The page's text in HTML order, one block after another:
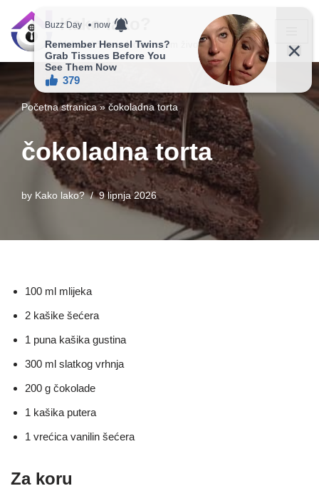
Skip
Kako lako?
Vaš vodič ka jednostavnijem životu!
Početna stranica»čokoladna torta
čokoladna torta
by Kako lako? 9 lipnja 2026
100 ml mlijeka
2 kašike šećera
1 puna kašika gustina
300 ml slatkog vrhnja
200 g čokolade
1 kašika putera
1 vrećica vanilin šećera
Za koru